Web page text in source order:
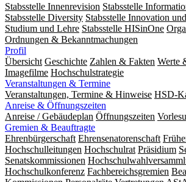
Stabsstelle Innenrevision Stabsstelle
Stabsstelle Diversity Stabsstelle Innovation
Studium und Lehre Stabsstelle HISinOne
Ordnungen & Bekanntmachungen
Profil
Übersicht Geschichte Zahlen & Fakten Werte
Imagefilme Hochschulstrategie
Veranstaltungen & Termine
Veranstaltungen, Termine & Hinweise HSD-
Anreise & Öffnungszeiten
Anreise / Gebäudeplan Öffnungszeiten
Gremien & Beauftragte
Ehrenbürgerschaft Ehrensenatorenschaft
Hochschulleitungen Hochschulrat Präsidium
Senatskommissionen
Hochschulkonferenz Fachbereichsgremien